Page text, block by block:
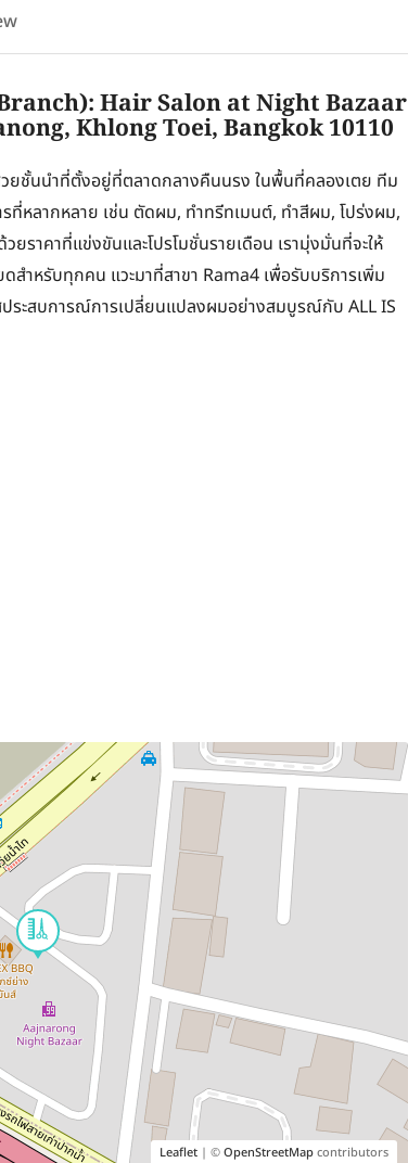
Hair Salon at Night Bazaar
Khlong Toei, Bangkok 10110
ยชั้นนำที่ตั้งอยู่ที่ตลาดกลางคืนนรง ในพื้นที่คลองเตย ทีม
ที่หลากหลาย เช่น ตัดผม, ทำทรีทเมนต์, ทำสีผม, โปร่งผม,
าคาที่แข่งขันและโปรโมชั่นรายเดือน เรามุ่งมั่นที่จะให้
สำหรับทุกคน แวะมาที่สาขา Rama4 เพื่อรับบริการเพิ่ม
ระสบการณ์การเปลี่ยนแปลงผมอย่างสมบูรณ์กับ ALL IS
Leaflet| ©OpenStreetMapcontributors